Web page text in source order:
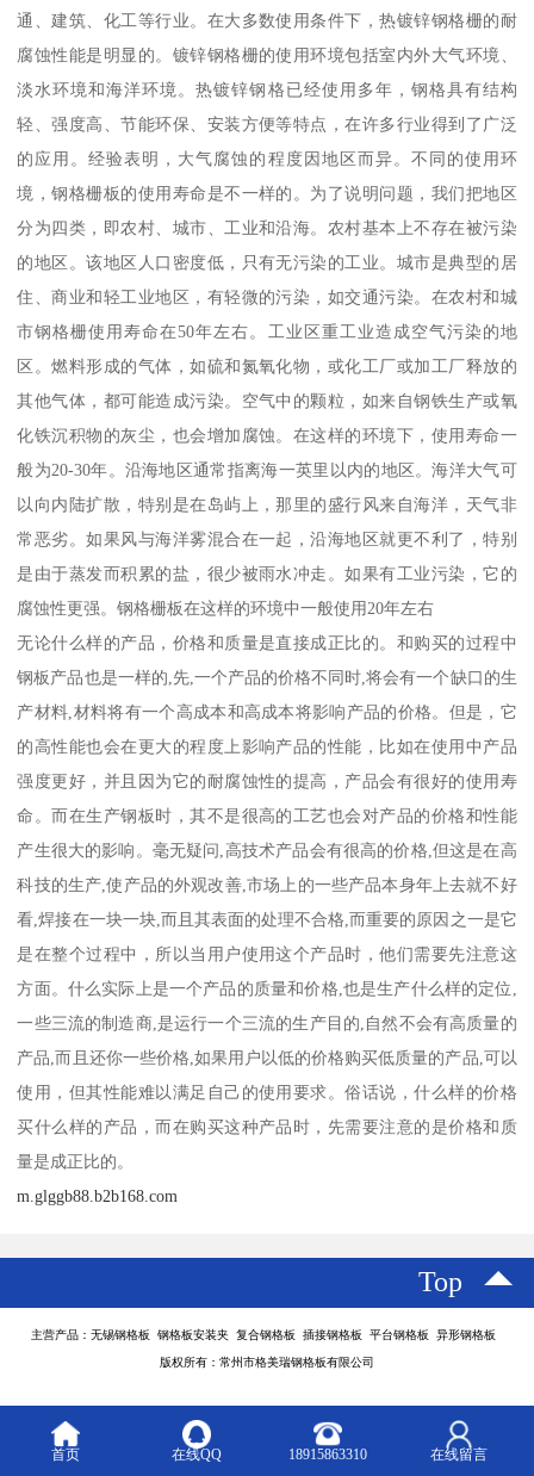
通、建筑、化工等行业。在大多数使用条件下，热镀锌钢格栅的耐
腐蚀性能是明显的。镀锌钢格栅的使用环境包括室内外大气环境、
淡水环境和海洋环境。热镀锌钢格已经使用多年，钢格具有结构
轻、强度高、节能环保、安装方便等特点，在许多行业得到了广泛
的应用。经验表明，大气腐蚀的程度因地区而异。不同的使用环
境，钢格栅板的使用寿命是不一样的。为了说明问题，我们把地区
分为四类，即农村、城市、工业和沿海。农村基本上不存在被污染
的地区。该地区人口密度低，只有无污染的工业。城市是典型的居
住、商业和轻工业地区，有轻微的污染，如交通污染。在农村和城
市钢格栅使用寿命在50年左右。工业区重工业造成空气污染的地
区。燃料形成的气体，如硫和氮氧化物，或化工厂或加工厂释放的
其他气体，都可能造成污染。空气中的颗粒，如来自钢铁生产或氧
化铁沉积物的灰尘，也会增加腐蚀。在这样的环境下，使用寿命一
般为20-30年。沿海地区通常指离海一英里以内的地区。海洋大气可
以向内陆扩散，特别是在岛屿上，那里的盛行风来自海洋，天气非
常恶劣。如果风与海洋雾混合在一起，沿海地区就更不利了，特别
是由于蒸发而积累的盐，很少被雨水冲走。如果有工业污染，它的
腐蚀性更强。钢格栅板在这样的环境中一般使用20年左右
无论什么样的产品，价格和质量是直接成正比的。和购买的过程中
钢板产品也是一样的,先,一个产品的价格不同时,将会有一个缺口的生
产材料,材料将有一个高成本和高成本将影响产品的价格。但是，它
的高性能也会在更大的程度上影响产品的性能，比如在使用中产品
强度更好，并且因为它的耐腐蚀性的提高，产品会有很好的使用寿
命。而在生产钢板时，其不是很高的工艺也会对产品的价格和性能
产生很大的影响。毫无疑问,高技术产品会有很高的价格,但这是在高
科技的生产,使产品的外观改善,市场上的一些产品本身年上去就不好
看,焊接在一块一块,而且其表面的处理不合格,而重要的原因之一是它
是在整个过程中，所以当用户使用这个产品时，他们需要先注意这
方面。什么实际上是一个产品的质量和价格,也是生产什么样的定位,
一些三流的制造商,是运行一个三流的生产目的,自然不会有高质量的
产品,而且还你一些价格,如果用户以低的价格购买低质量的产品,可以
使用，但其性能难以满足自己的使用要求。俗话说，什么样的价格
买什么样的产品，而在购买这种产品时，先需要注意的是价格和质
量是成正比的。
m.glggb88.b2b168.com
Top
主营产品：无锡钢格板 钢格板安装夹 复合钢格板 插接钢格板 平台钢格板 异形钢格板
版权所有：常州市格美瑞钢格板有限公司
首页 在线QQ 18915863310 在线留言